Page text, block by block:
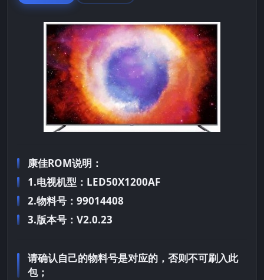
康佳ROM说明：
1.电视机型：LED50X1200AF
2.物料号：99014408
3.版本号：V2.0.23
请确认自己的物料号是对应的，否则不可刷入此
包；